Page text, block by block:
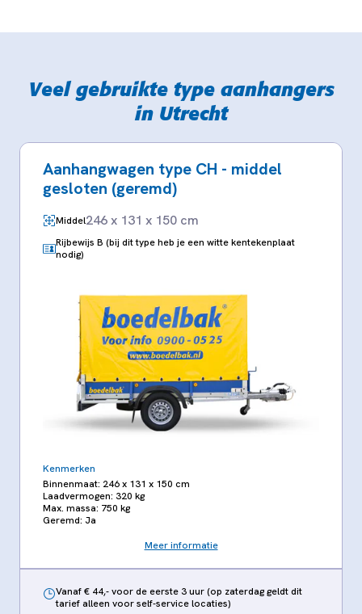
Veel gebruikte type aanhangers
in Utrecht
Aanhangwagen type CH - middel
gesloten (geremd)
Middel246 x 131 x 150 cm
Rijbewijs B (bij dit type heb je een witte kentekenplaat
nodig)
Kenmerken
Binnenmaat: 246 x 131 x 150 cm
Laadvermogen: 320 kg
Max. massa: 750 kg
Geremd: Ja
Meer informatie
Vanaf € 44,- voor de eerste 3 uur (op zaterdag geldt dit
tarief alleen voor self-service locaties)